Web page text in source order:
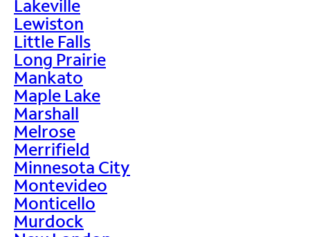
Lakeville
Lewiston
Little Falls
Long Prairie
Mankato
Maple Lake
Marshall
Melrose
Merrifield
Minnesota City
Montevideo
Monticello
Murdock